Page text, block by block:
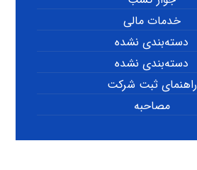
خدمات مالی
دسته‌بندی نشده
دسته‌بندی نشده
راهنمای ثبت شرکت
مصاحبه